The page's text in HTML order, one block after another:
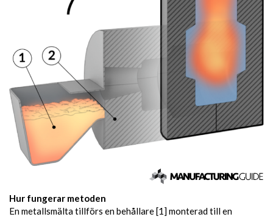
Hur fungerar metoden
En metallsmälta tillförs en behållare [1] monterad till en